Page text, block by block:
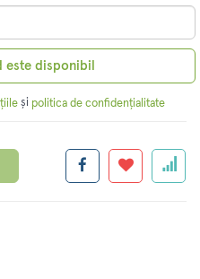
este disponibil
și politica de confidențialitate